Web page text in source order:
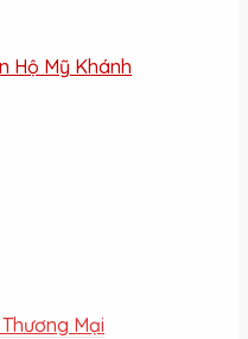
Mại
Hộ Mỹ Khánh